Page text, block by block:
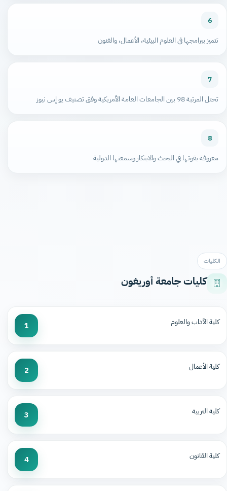
6
تتميز ببرامجها في العلوم البيئية، الأعمال، والفنون
7
تحتل المرتبة 98 بين الجامعات العامة الأمريكية وفق تصنيف يو إس نيوز
8
معروفة بقوتها في البحث والابتكار وسمعتها الدولية
الكليات
كليات جامعة أوريغون
كلية الآداب والعلوم 1
كلية الأعمال 2
كلية التربية 3
كلية القانون 4